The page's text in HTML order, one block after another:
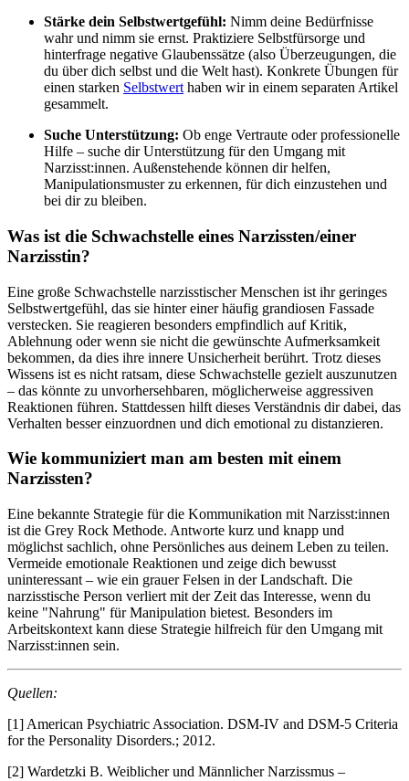
Stärke dein Selbstwertgefühl: Nimm deine Bedürfnisse
wahr und nimm sie ernst. Praktiziere Selbstfürsorge und
hinterfrage negative Glaubenssätze (also Überzeugungen, die
du über dich selbst und die Welt hast). Konkrete Übungen für
einen starken Selbstwert haben wir in einem separaten Artikel
gesammelt.
Suche Unterstützung: Ob enge Vertraute oder professionelle
Hilfe – suche dir Unterstützung für den Umgang mit
Narzisst:innen. Außenstehende können dir helfen,
Manipulationsmuster zu erkennen, für dich einzustehen und
bei dir zu bleiben.
Was ist die Schwachstelle eines Narzissten/einer
Narzisstin?
Eine große Schwachstelle narzisstischer Menschen ist ihr geringes
Selbstwertgefühl, das sie hinter einer häufig grandiosen Fassade
verstecken. Sie reagieren besonders empfindlich auf Kritik,
Ablehnung oder wenn sie nicht die gewünschte Aufmerksamkeit
bekommen, da dies ihre innere Unsicherheit berührt. Trotz dieses
Wissens ist es nicht ratsam, diese Schwachstelle gezielt auszunutzen
– das könnte zu unvorhersehbaren, möglicherweise aggressiven
Reaktionen führen. Stattdessen hilft dieses Verständnis dir dabei, das
Verhalten besser einzuordnen und dich emotional zu distanzieren.
Wie kommuniziert man am besten mit einem
Narzissten?
Eine bekannte Strategie für die Kommunikation mit Narzisst:innen
ist die Grey Rock Methode. Antworte kurz und knapp und
möglichst sachlich, ohne Persönliches aus deinem Leben zu teilen.
Vermeide emotionale Reaktionen und zeige dich bewusst
uninteressant – wie ein grauer Felsen in der Landschaft. Die
narzisstische Person verliert mit der Zeit das Interesse, wenn du
keine "Nahrung" für Manipulation bietest. Besonders im
Arbeitskontext kann diese Strategie hilfreich für den Umgang mit
Narzisst:innen sein.
Quellen:
[1] American Psychiatric Association. DSM-IV and DSM-5 Criteria
for the Personality Disorders.; 2012.
[2] Wardetzki B. Weiblicher und Männlicher Narzissmus –